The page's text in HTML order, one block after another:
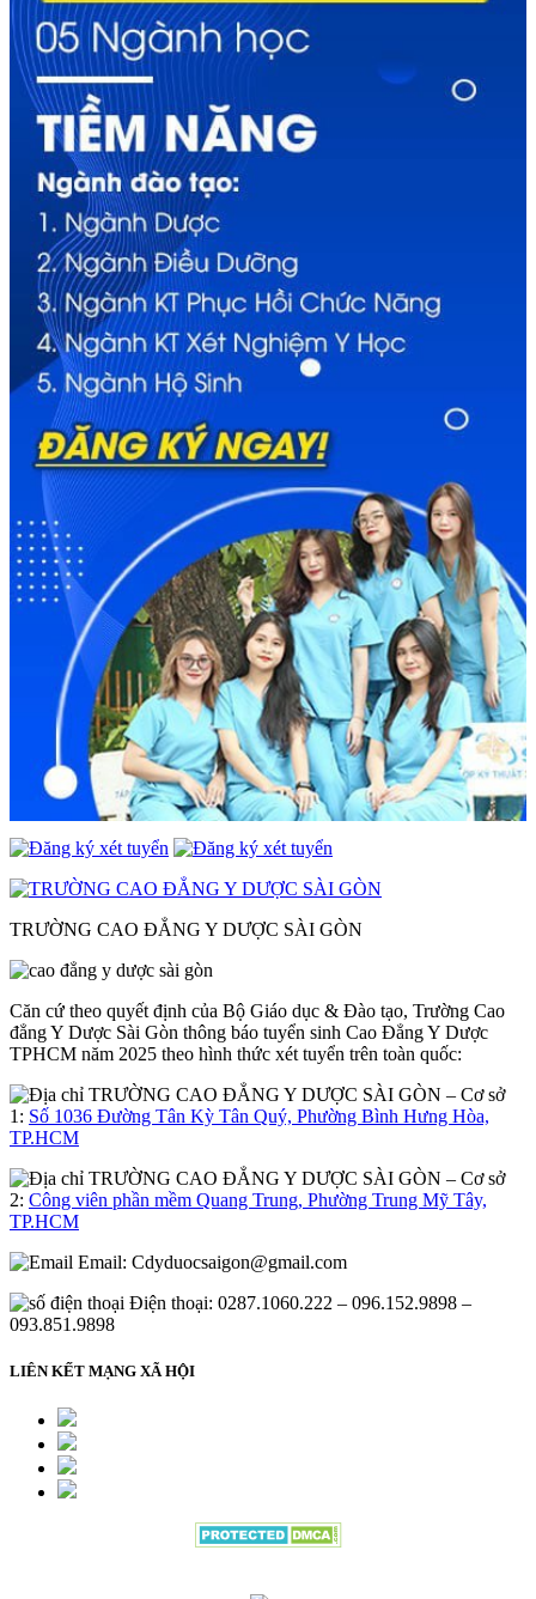
TRƯỜNG CAO ĐẲNG Y DƯỢC SÀI GÒN
Căn cứ theo quyết định của Bộ Giáo dục & Đào tạo, Trường Cao
đẳng Y Dược Sài Gòn thông báo tuyển sinh Cao Đẳng Y Dược
TPHCM năm 2025 theo hình thức xét tuyển trên toàn quốc:
– Cơ sở
1: Số 1036 Đường Tân Kỳ Tân Quý, Phường Bình Hưng Hòa,
TP.HCM
– Cơ sở
2: Công viên phần mềm Quang Trung, Phường Trung Mỹ Tây,
TP.HCM
Email: Cdyduocsaigon@gmail.com
Điện thoại: 0287.1060.222 – 096.152.9898 –
093.851.9898
LIÊN KẾT MẠNG XÃ HỘI